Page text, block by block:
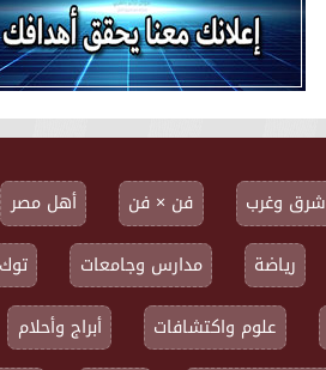
شرق وغرب فن × فن
أهل مصر
رياضة مدارس وجامعات
علوم واكتشافات أبراج وأحلام